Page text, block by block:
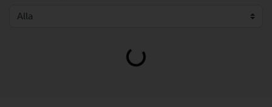
Loading...